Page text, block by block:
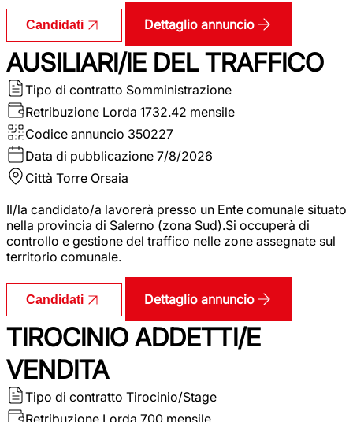
Candidati Dettaglio annuncio
AUSILIARI/IE DEL TRAFFICO
Tipo di contratto Somministrazione
Retribuzione Lorda 1732.42 mensile
Codice annuncio 350227
Data di pubblicazione 7/8/2026
Città Torre Orsaia
Il/la candidato/a lavorerà presso un Ente comunale situato
nella provincia di Salerno (zona Sud).Si occuperà di
controllo e gestione del traffico nelle zone assegnate sul
territorio comunale.
Candidati Dettaglio annuncio
TIROCINIO ADDETTI/E
VENDITA
Tipo di contratto Tirocinio/Stage
Retribuzione Lorda 700 mensile